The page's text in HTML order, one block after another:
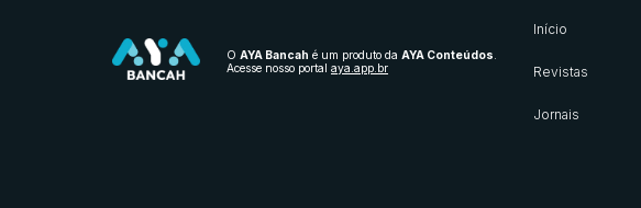
O AYA Bancah é um produto da AYA Conteúdos
Acesse nosso portal aya.app.br
Início
Revistas
Jornais